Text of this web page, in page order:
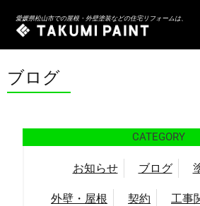
愛媛県松山市での屋根・外壁塗装などの住宅リフォームは、
HOME//ブログ// 工事のご案内時期について
ブログ
CATEGORY
お知らせ ブログ
外壁・屋根 契約 工事